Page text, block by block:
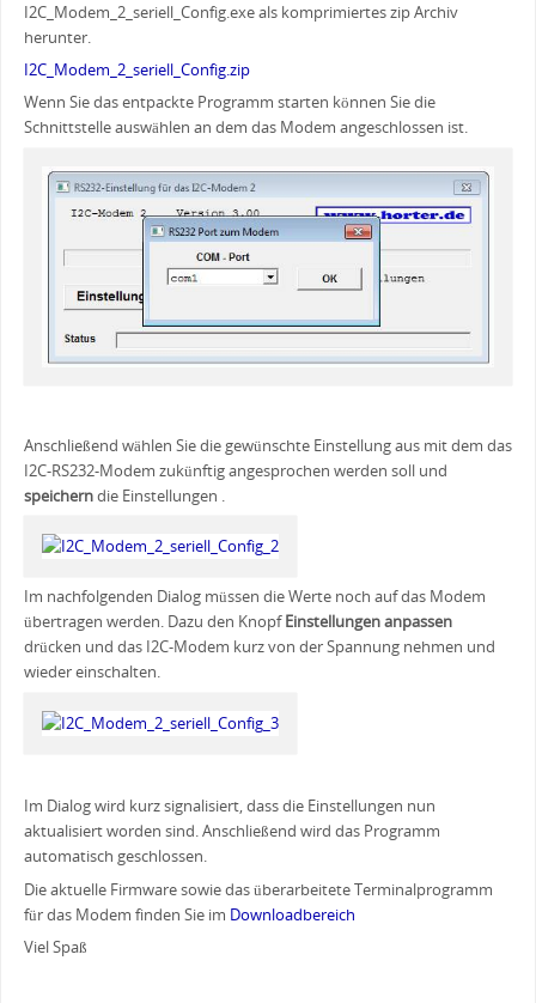
I2C_Modem_2_seriell_Config.exe als komprimiertes zip Archiv
herunter.
I2C_Modem_2_seriell_Config.zip
Wenn Sie das entpackte Programm starten können Sie die
Schnittstelle auswählen an dem das Modem angeschlossen ist.
Anschließend wählen Sie die gewünschte Einstellung aus mit dem das
I2C-RS232-Modem zukünftig angesprochen werden soll und
speicherndie Einstellungen .
Im nachfolgenden Dialog müssen die Werte noch auf das Modem
übertragen werden. Dazu den KnopfEinstellungen anpassen
drücken und das I2C-Modem kurz von der Spannung nehmen und
wieder einschalten.
Im Dialog wird kurz signalisiert, dass die Einstellungen nun
aktualisiert worden sind. Anschließend wird das Programm
automatisch geschlossen.
Die aktuelle Firmware sowie das überarbeitete Terminalprogramm
für das Modem finden Sie im Downloadbereich
Viel Spaß